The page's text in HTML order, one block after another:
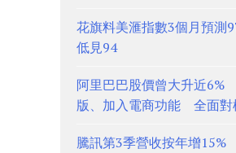
花旗料美滙指數3個月預測
低見94
阿里巴巴股價曾大升近
版、加入電商功能 全面對
騰訊第3季營收按年增